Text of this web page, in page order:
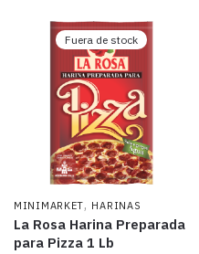
Fuera de stock
MINIMARKET, HARINAS
La Rosa Harina Preparada
para Pizza 1 Lb